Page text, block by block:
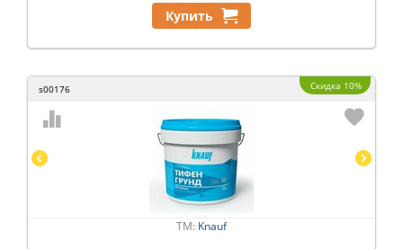
Купить
s00176 Скидка 10%
ТМ: Knauf